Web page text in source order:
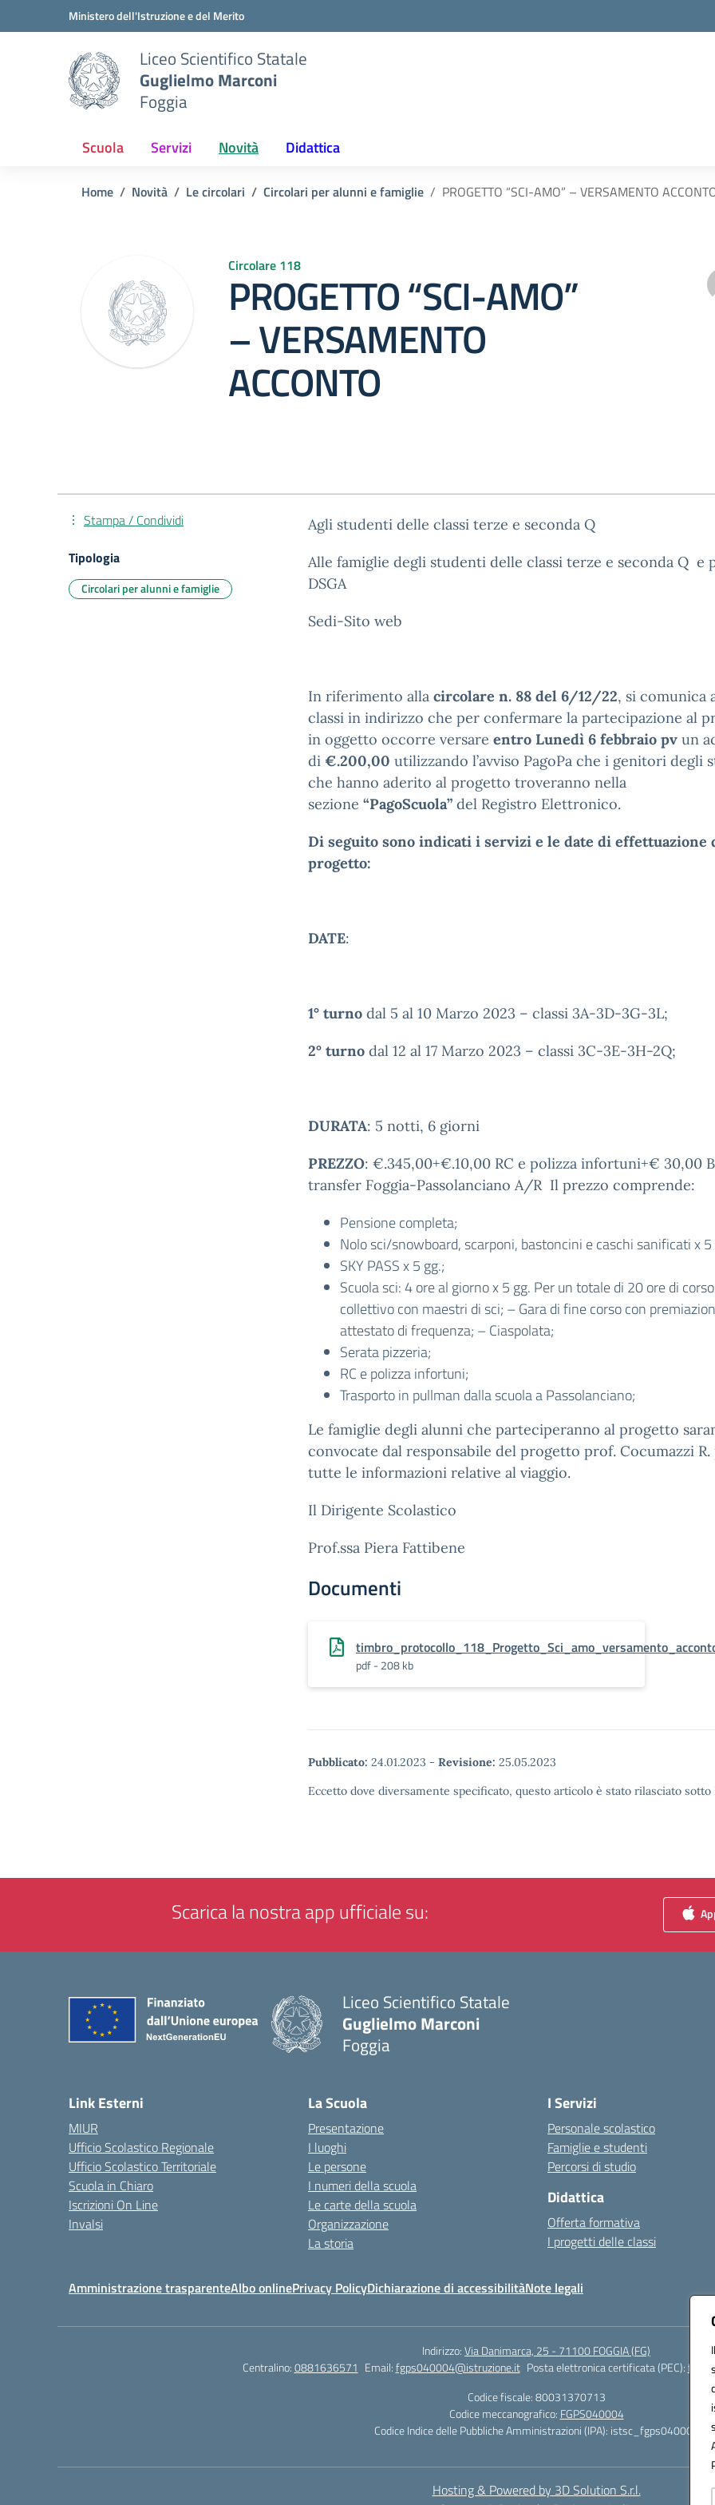
Vai ai contenuti
Vai al menu di navigazioneMinistero dell'Istruzione e del Merito
Liceo Scientifico Statale
Guglielmo Marconi
Foggia
Scuola Servizi Novità Didattica
Home Novità Le circolari Circolari per alunni e famiglie PROGETTO “SCI-AMO” – VERSAMENTO
Circolare 118
PROGETTO “SCI-AMO”
– VERSAMENTO
ACCONTO
Agli studenti delle classi terze e seconda Q
Alle famiglie degli studenti delle classi terze e seconda Q e
DSGA
Sedi-Sito web
In riferimento alla circolare n. 88 del 6/12/22, si comunica
classi in indirizzo che per confermare la partecipazione al
in oggetto occorre versare entro Lunedì 6 febbraio pv un
di €.200,00 utilizzando l’avviso PagoPa che i genitori degli
che hanno aderito al progetto troveranno nella
sezione “PagoScuola” del Registro Elettronico.
Di seguito sono indicati i servizi e le date di effettuazione
progetto:
DATE:
1° turno dal 5 al 10 Marzo 2023 – classi 3A-3D-3G-3L;
2° turno dal 12 al 17 Marzo 2023 – classi 3C-3E-3H-2Q;
DURATA: 5 notti, 6 giorni
PREZZO: €.345,00+€.10,00 RC e polizza infortuni+€ 30,00
transfer Foggia-Passolanciano A/R Il prezzo comprende:
Pensione completa;
Nolo sci/snowboard, scarponi, bastoncini e caschi sanificati x 5
SKY PASS x 5 gg.;
Scuola sci: 4 ore al giorno x 5 gg. Per un totale di 20 ore di corso
collettivo con maestri di sci; – Gara di fine corso con
attestato di frequenza; – Ciaspolata;
Serata pizzeria;
RC e polizza infortuni;
Trasporto in pullman dalla scuola a Passolanciano;
Le famiglie degli alunni che parteciperanno al progetto
convocate dal responsabile del progetto prof. Cocumazzi R.
tutte le informazioni relative al viaggio.
Il Dirigente Scolastico
Prof.ssa Piera Fattibene
Documenti
pdf - 208 kb
Pubblicato: 24.01.2023 - Revisione: 25.05.2023
Eccetto dove diversamente specificato, questo articolo è stato rilasciato
Stampa / Condividi
Tipologia
Circolari per alunni e famiglie
Scarica la nostra app ufficiale su:
Liceo Scientifico Statale
Guglielmo Marconi
Foggia
Link Esterni
MIUR
Ufficio Scolastico Regionale
Ufficio Scolastico Territoriale
Scuola in Chiaro
Iscrizioni On Line
Invalsi
La Scuola
Presentazione
I luoghi
Le persone
I numeri della scuola
Le carte della scuola
Organizzazione
La storia
I Servizi
Personale scolastico
Famiglie e studenti
Percorsi di studio
Didattica
Offerta formativa
I progetti delle classi
Amministrazione trasparenteAlbo onlinePrivacy PolicyDichiarazione di accessibilitàNote legali
Indirizzo:Via Danimarca, 25 - 71100 FOGGIA (FG)
Centralino:0881636571 Email:fgps040004@istruzione.it Posta elettronica certificata (PEC):
Codice fiscale: 80031370713
Codice meccanografico: FGPS040004
Codice Indice delle Pubbliche Amministrazioni (IPA): istsc_fgps040004
Hosting & Powered by 3D Solution S.r.l.